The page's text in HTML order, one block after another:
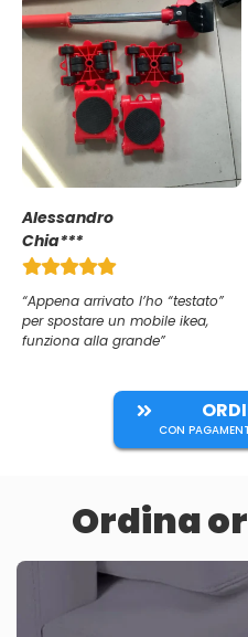
Alessandro
Chia***
“Appena arrivato l’ho “testato”
per spostare un mobile ikea,
funziona alla grande”
CON
Ordina